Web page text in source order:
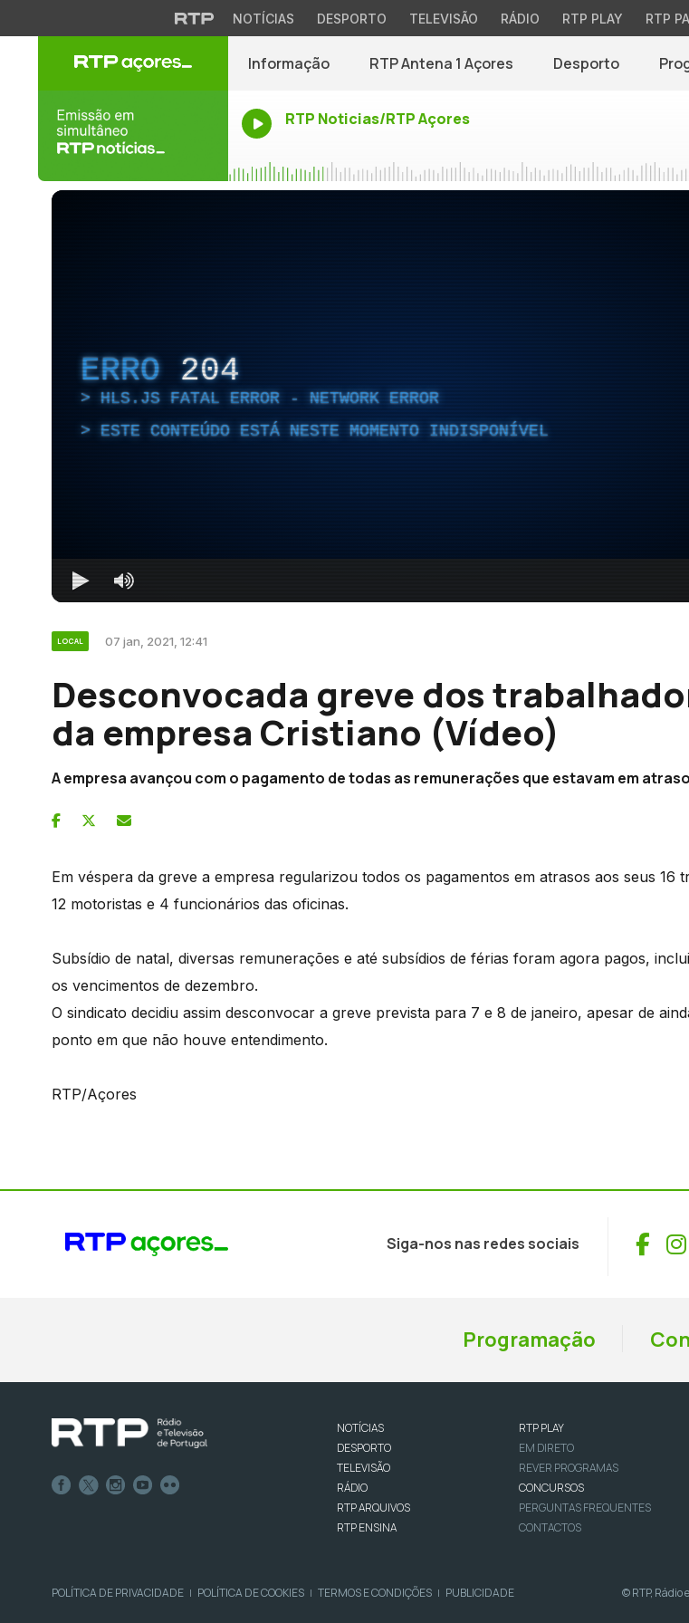
NOTÍCIAS DESPORTO TELEVISÃO RÁDIO RTP PLAY RTP
Informação RTP Antena 1 Açores Desporto
RTP Noticias/RTP Açores
ERRO 204
HLS.JS FATAL ERROR - NETWORK ERROR
ESTE CONTEÚDO ESTÁ NESTE MOMENTO INDISPONÍVEL
LOCAL 07 jan, 2021, 12:41
Desconvocada greve dos
da empresa Cristiano (Vídeo)
A empresa avançou com o pagamento de todas as remunerações que estavam em
Em véspera da greve a empresa regularizou todos os pagamentos em atrasos aos seus 16
12 motoristas e 4 funcionários das oficinas.
Subsídio de natal, diversas remunerações e até subsídios de férias foram agora pagos,
os vencimentos de dezembro.
O sindicato decidiu assim desconvocar a greve prevista para 7 e 8 de janeiro, apesar de
ponto em que não houve entendimento.
RTP/Açores
Siga-nos nas redes sociais
Programação
NOTÍCIAS
DESPORTO
TELEVISÃO
RÁDIO
RTP ARQUIVOS
RTP ENSINA
RTP PLAY
EM DIRETO
REVER PROGRAMAS
CONCURSOS
PERGUNTAS FREQUENTES
CONTACTOS
POLÍTICA DE PRIVACIDADE | POLÍTICA DE COOKIES | TERMOS E CONDIÇÕES | PUBLICIDADE © RTP, Rádio